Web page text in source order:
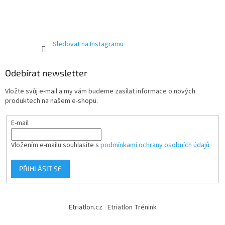
Sledovat na Instagramu
Odebírat newsletter
Vložte svůj e-mail a my vám budeme zasílat informace o nových
produktech na našem e-shopu.
E-mail
Vložením e-mailu souhlasíte s podmínkami ochrany osobních údajů
PŘIHLÁSIT SE
Etriatlon.cz Etriatlon Trénink